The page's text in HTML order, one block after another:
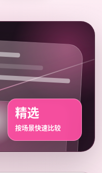
精选
按场景快速比较